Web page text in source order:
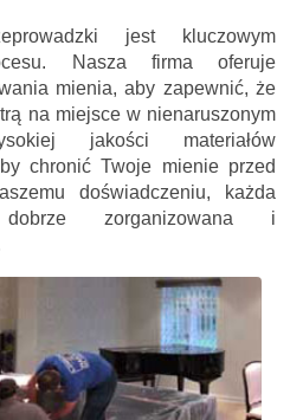
jest kluczowym
Nasza firma oferuje
mienia, aby zapewnić, że
na miejsce w nienaruszonym
jakości materiałów
chronić Twoje mienie przed
doświadczeniu, każda
zorganizowana i